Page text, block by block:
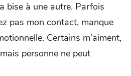
bise à une autre. Parfois
pas mon contact, manque
Certains m’aiment,
personne ne peut